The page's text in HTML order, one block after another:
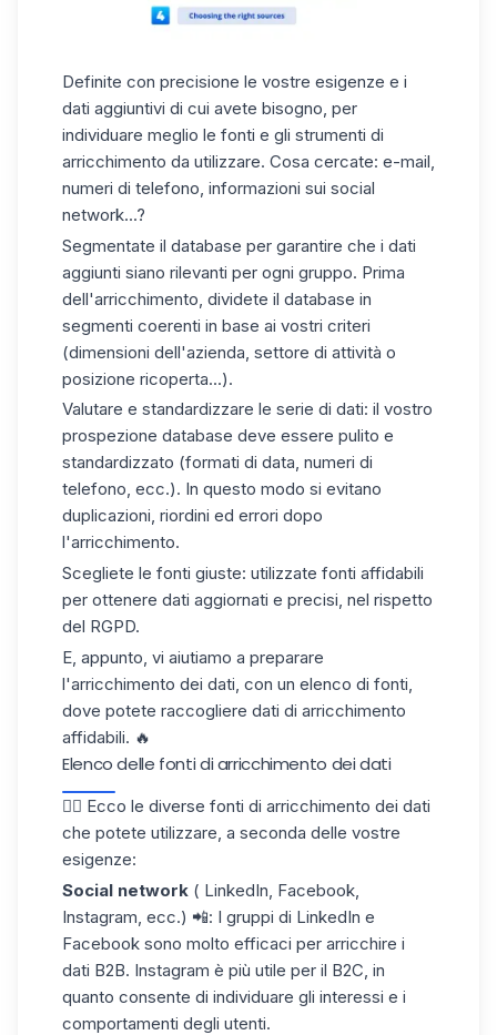
Definite con precisione le vostre esigenze e i
dati aggiuntivi di cui avete bisogno, per
individuare meglio le fonti e gli strumenti di
arricchimento da utilizzare. Cosa cercate: e-mail,
numeri di telefono, informazioni sui social
network...?
Segmentate il database per garantire che i dati
aggiunti siano rilevanti per ogni gruppo. Prima
dell'arricchimento, dividete il database in
segmenti coerenti in base ai vostri criteri
(dimensioni dell'azienda, settore di attività o
posizione ricoperta...).
Valutare e standardizzare le serie di dati: il vostro
prospezione database deve essere pulito e
standardizzato (formati di data, numeri di
telefono, ecc.). In questo modo si evitano
duplicazioni, riordini ed errori dopo
l'arricchimento.
Scegliete le fonti giuste: utilizzate fonti affidabili
per ottenere dati aggiornati e precisi, nel rispetto
del RGPD.
E, appunto, vi aiutiamo a preparare
l'arricchimento dei dati, con un elenco di fonti,
dove potete raccogliere dati di arricchimento
affidabili. 🔥
Elenco delle fonti di arricchimento dei dati
👇🏼 Ecco le diverse fonti di arricchimento dei dati
che potete utilizzare, a seconda delle vostre
esigenze:
Social network ( LinkedIn, Facebook,
Instagram, ecc.) 📲: I gruppi di LinkedIn e
Facebook sono molto efficaci per arricchire i
dati B2B. Instagram è più utile per il B2C, in
quanto consente di individuare gli interessi e i
comportamenti degli utenti.